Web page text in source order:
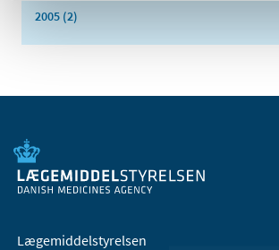
2005 (2)
Lægemiddelstyrelsen